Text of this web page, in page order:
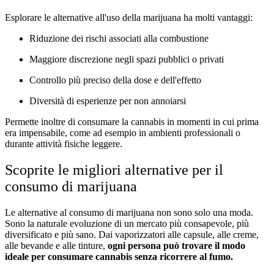
Esplorare le alternative all'uso della marijuana ha molti vantaggi:
Riduzione dei rischi associati alla combustione
Maggiore discrezione negli spazi pubblici o privati
Controllo più preciso della dose e dell'effetto
Diversità di esperienze per non annoiarsi
Permette inoltre di consumare la cannabis in momenti in cui prima
era impensabile, come ad esempio in ambienti professionali o
durante attività fisiche leggere.
Scoprite le migliori alternative per il
consumo di marijuana
Le alternative al consumo di marijuana non sono solo una moda.
Sono la naturale evoluzione di un mercato più consapevole, più
diversificato e più sano. Dai vaporizzatori alle capsule, alle creme,
alle bevande e alle tinture, ogni persona può trovare il modo
ideale per consumare cannabis senza ricorrere al fumo.